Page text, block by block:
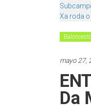
Xa roda o
mayo 27,
Da